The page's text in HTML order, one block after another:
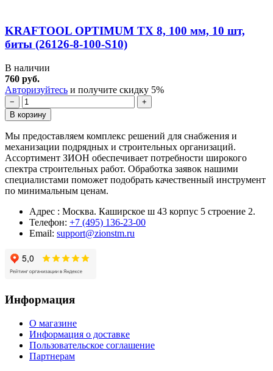
KRAFTOOL OPTIMUM TX 8, 100 мм, 10 шт,
биты (26126-8-100-S10)
В наличии
760 руб.
Авторизуйтесь и получите скидку 5%
−
+
В корзину
Мы предоставляем комплекс решений для снабжения и
механизации подрядных и строительных организаций.
Ассортимент ЗИОН обеспечивает потребности широкого
спектра строительных работ. Обработка заявок нашими
специалистами поможет подобрать качественный инструмент
по минимальным ценам.
Адрес : Москва. Каширское ш 43 корпус 5 строение 2.
Телефон: +7 (495) 136-23-00
Email: support@zionstm.ru
Информация
О магазине
Информация о доставке
Пользовательское соглашение
Партнерам